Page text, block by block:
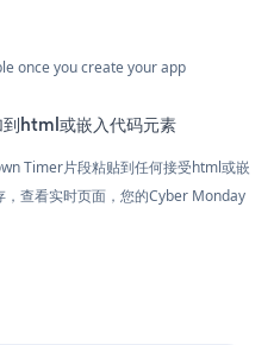
once you create your app
html或嵌入代码元素
Timer片段粘贴到任何接受html或嵌
，查看实时页面，您的Cyber Monday